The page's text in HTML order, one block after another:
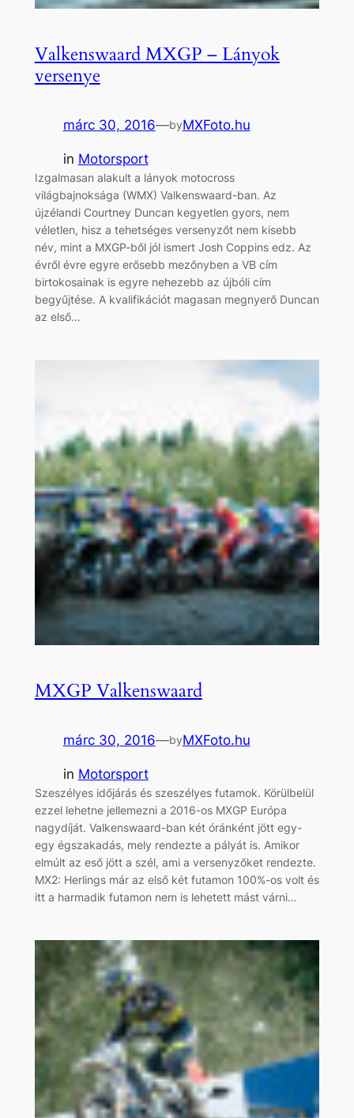
Valkenswaard MXGP – Lányok
versenye
márc 30, 2016—byMXFoto.hu
in Motorsport
Izgalmasan alakult a lányok motocross
világbajnoksága (WMX) Valkenswaard-ban. Az
újzélandi Courtney Duncan kegyetlen gyors, nem
véletlen, hisz a tehetséges versenyzőt nem kisebb
név, mint a MXGP-ből jól ismert Josh Coppins edz. Az
évről évre egyre erősebb mezőnyben a VB cím
birtokosainak is egyre nehezebb az újbóli cím
begyűjtése. A kvalifikációt magasan megnyerő Duncan
az első…
MXGP Valkenswaard
márc 30, 2016—byMXFoto.hu
in Motorsport
Szeszélyes időjárás és szeszélyes futamok. Körülbelül
ezzel lehetne jellemezni a 2016-os MXGP Európa
nagydíját. Valkenswaard-ban két óránként jött egy-
egy égszakadás, mely rendezte a pályát is. Amikor
elmúlt az eső jött a szél, ami a versenyzőket rendezte.
MX2: Herlings már az első két futamon 100%-os volt és
itt a harmadik futamon nem is lehetett mást várni…